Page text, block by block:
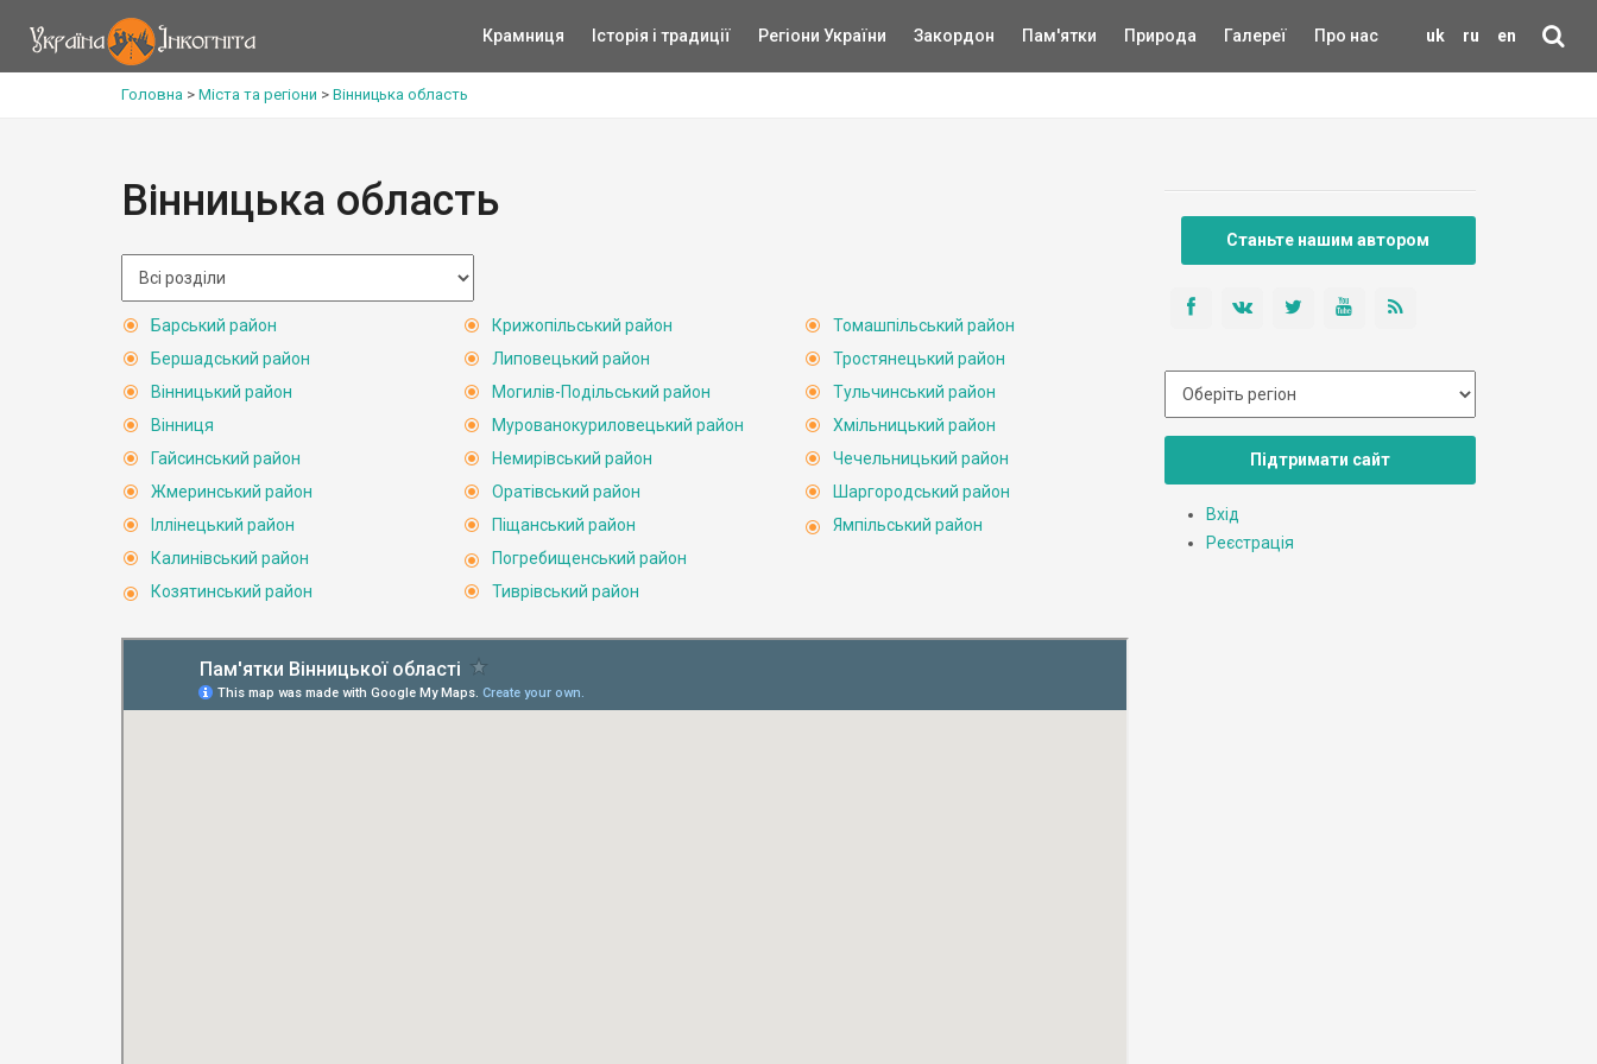
uk ru en
Крамниця Історія і традиції Регіони України Закордон Пам'ятки Природа Галереї Про нас
Головна > Міста та регіони > Вінницька область
Вінницька область
Барський район
Бершадський район
Вінницький район
Вінниця
Гайсинський район
Жмеринський район
Іллінецький район
Калинівський район
Козятинський район
Крижопільський район
Липовецький район
Могилів-Подільський район
Мурованокуриловецький район
Немирівський район
Оратівський район
Піщанський район
Погребищенський район
Тиврівський район
Томашпільський район
Тростянецький район
Тульчинський район
Хмільницький район
Чечельницький район
Шаргородський район
Ямпільський район
Станьте нашим автором
Підтримати сайт
Вхід
Реєстрація